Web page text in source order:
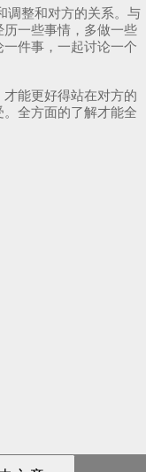
调整和对方的关系。与
一些事情，多做一些
件事，一起讨论一个
能更好得站在对方的
全方面的了解才能全
交友社交平台